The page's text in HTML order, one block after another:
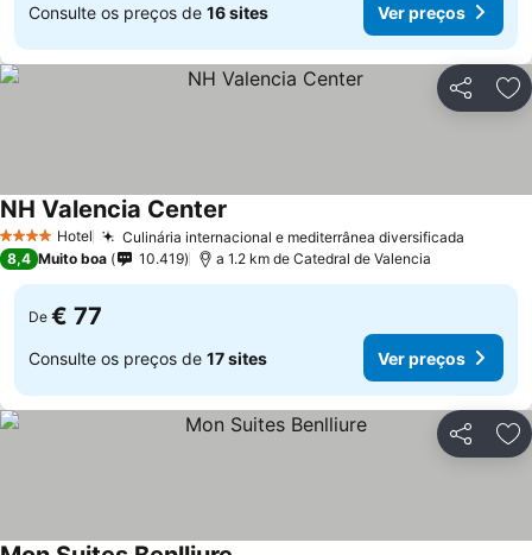
Consulte os preços de 16 sites Ver preços
Partilhar
4 EstrelasHotel Culinária internacional e mediterrânea diversificada
NH Valencia Center
8,4 Muito boa 10.419 a 1.2 km de Catedral de Valencia
De € 77
Consulte os preços de 17 sites Ver preços
Partilhar